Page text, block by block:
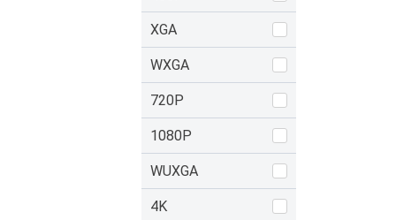
XGA
WXGA
720P
1080P
WUXGA
4K